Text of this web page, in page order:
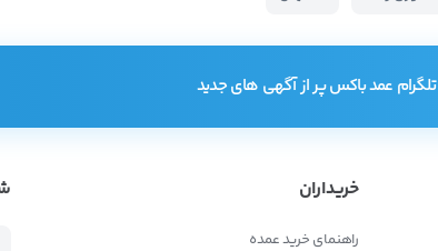
تلگرام عمد باکس پر از آگهی های جدید
خریداران
راهنمای خرید عمده